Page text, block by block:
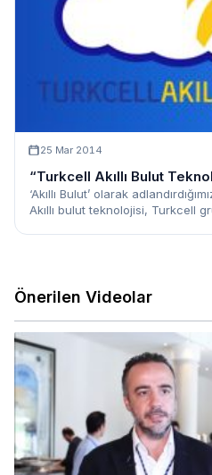
25 Mar 2014
“Turkcell Akıllı Bulut
‘Akıllı Bulut’ olarak
Akıllı bulut teknolojisi, Turkcell
Önerilen Videolar